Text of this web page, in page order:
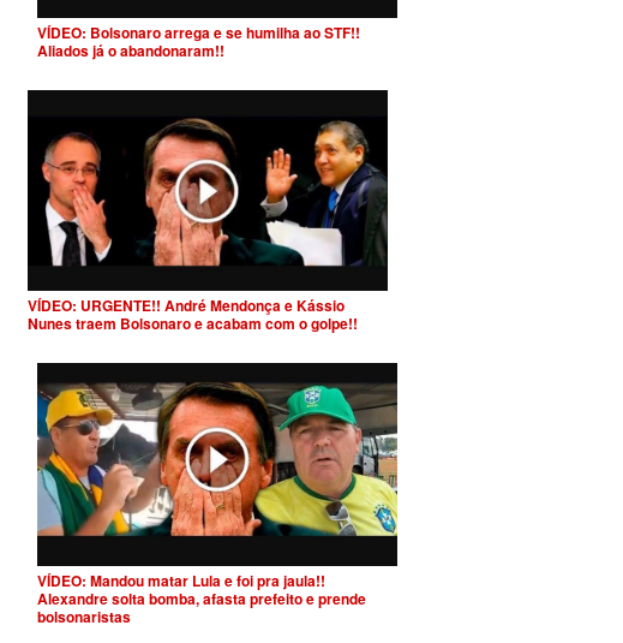
VÍDEO: Bolsonaro arrega e se humilha ao STF!!
Aliados já o abandonaram!!
VÍDEO: URGENTE!! André Mendonça e Kássio
Nunes traem Bolsonaro e acabam com o golpe!!
VÍDEO: Mandou matar Lula e foi pra jaula!!
Alexandre solta bomba, afasta prefeito e prende
bolsonaristas